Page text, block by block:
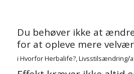
Du behøver ikke at
for at opleve mere
i Hvorfor Herbalife?,Livsstilsændring/